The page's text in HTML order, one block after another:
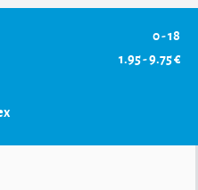
0 - 18
1.95 - 9.75 €